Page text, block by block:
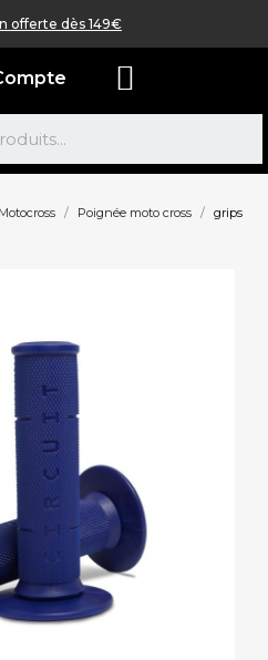
offerte dès 149€
Poignée moto cross
grips